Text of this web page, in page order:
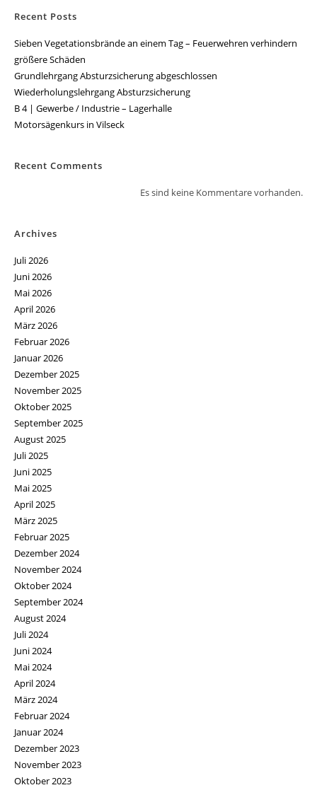
Recent Posts
Sieben Vegetationsbrände an einem Tag – Feuerwehren verhindern
größere Schäden
Grundlehrgang Absturzsicherung abgeschlossen
Wiederholungslehrgang Absturzsicherung
B 4 | Gewerbe / Industrie – Lagerhalle
Motorsägenkurs in Vilseck
Recent Comments
Es sind keine Kommentare vorhanden.
Archives
Juli 2026
Juni 2026
Mai 2026
April 2026
März 2026
Februar 2026
Januar 2026
Dezember 2025
November 2025
Oktober 2025
September 2025
August 2025
Juli 2025
Juni 2025
Mai 2025
April 2025
März 2025
Februar 2025
Dezember 2024
November 2024
Oktober 2024
September 2024
August 2024
Juli 2024
Juni 2024
Mai 2024
April 2024
März 2024
Februar 2024
Januar 2024
Dezember 2023
November 2023
Oktober 2023